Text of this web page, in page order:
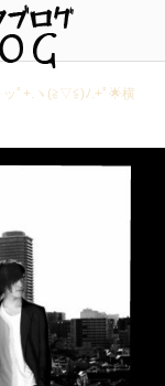
ﾟ+.ヽ(≧▽≦)ﾉ.+ﾟ🌟横